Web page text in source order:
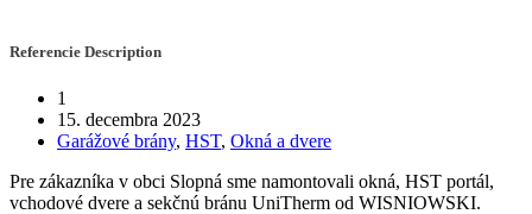
Referencie Description
1
15. decembra 2023
Garážové brány, HST, Okná a dvere
Pre zákazníka v obci Slopná sme namontovali okná, HST portál,
vchodové dvere a sekčnú bránu UniTherm od WISNIOWSKI.